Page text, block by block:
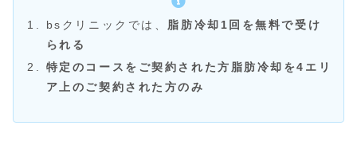
bsクリニックでは、 脂肪冷却1回を無料で受け
られる
特定のコースをご契約された方 脂肪冷却を4エリ
ア上のご契約された方のみ